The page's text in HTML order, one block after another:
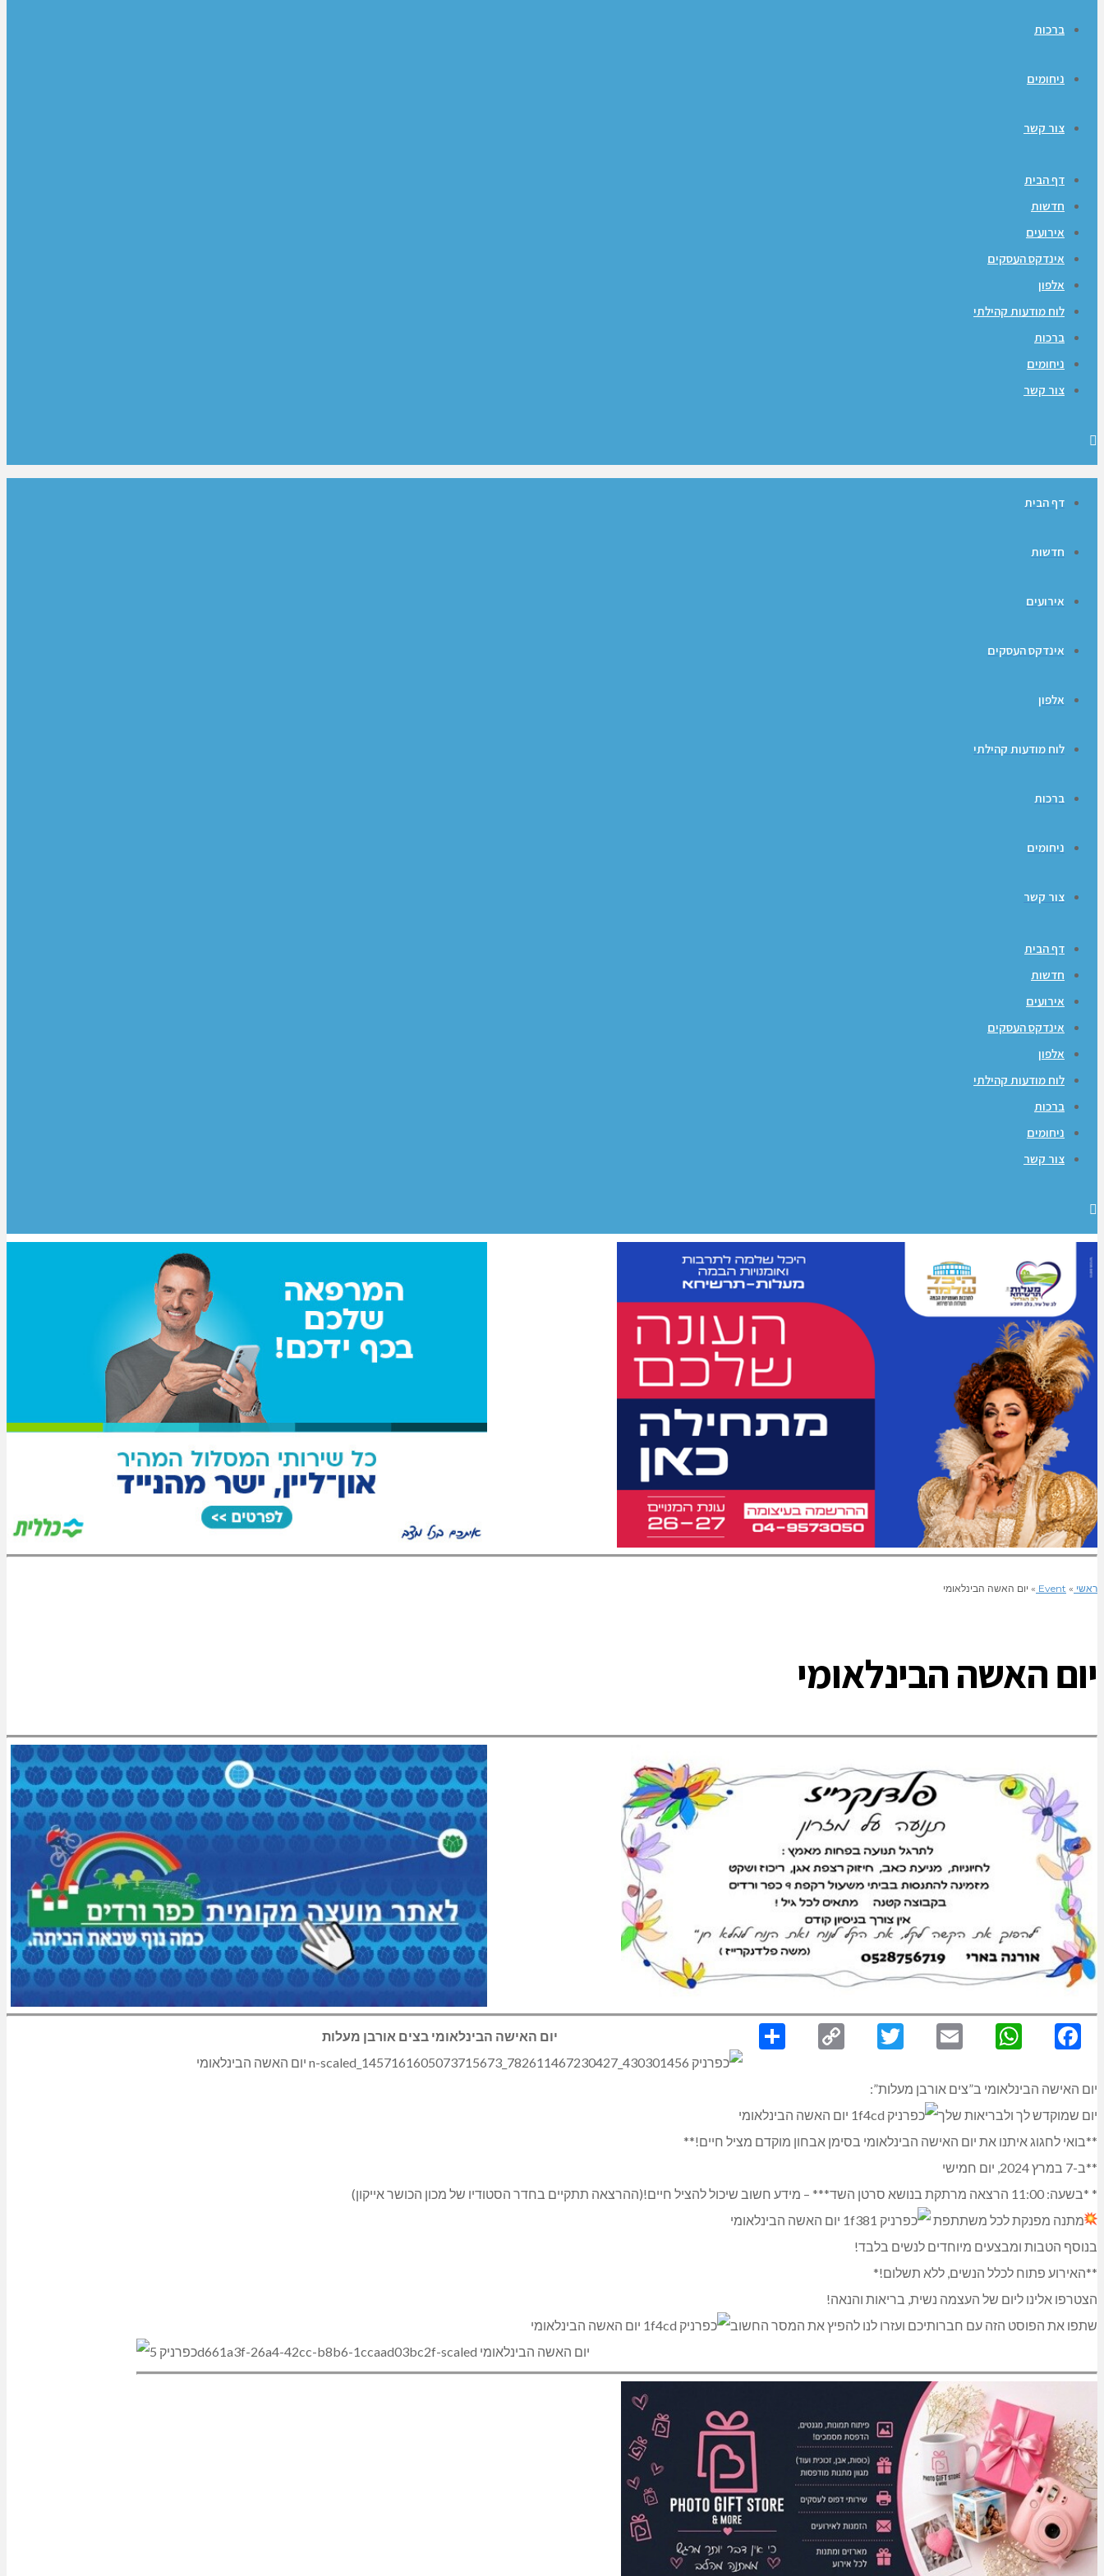
ברכות
ניחומים
צור קשר
דף הבית
חדשות
אירועים
אינדקס העסקים
אלפון
לוח מודעות קהילתי
ברכות
ניחומים
צור קשר
דף הבית
חדשות
אירועים
אינדקס העסקים
אלפון
לוח מודעות קהילתי
ברכות
ניחומים
צור קשר
דף הבית
חדשות
אירועים
אינדקס העסקים
אלפון
לוח מודעות קהילתי
ברכות
ניחומים
צור קשר
ראשי »
Event
» יום האשה הבינלאומי
יום האשה הבינלאומי
Facebook
WhatsApp
Email
Twitter
Copy
יום האישה הבינלאומי בצים אורבן מעלות
יום האישה הבינלאומי ב”צים אורבן מעלות”:
יום שמוקדש לך ולבריאות שלך
**בואי לחגוג איתנו את יום האישה הבינלאומי בסימן אבחון מוקדם מציל חיים!**
**ב-7 במרץ 2024, יום חמישי
* *בשעה: 11:00 הרצאה מרתקת בנושא סרטן השד*** – מידע חשוב שיכול להציל חיים!(ההרצאה תתקיים בחדר הסטודיו של מכון הכושר אייקון)
מתנה מפנקת לכל משתתפת
בנוסף הטבות ומבצעים מיוחדים לנשים בלבד!
**האירוע פתוח לכלל הנשים, ללא תשלום!*
הצטרפו אלינו ליום של העצמה נשית, בריאות והנאה!
שתפו את הפוסט הזה עם חברותיכם ועזרו לנו להפיץ את המסר החשוב